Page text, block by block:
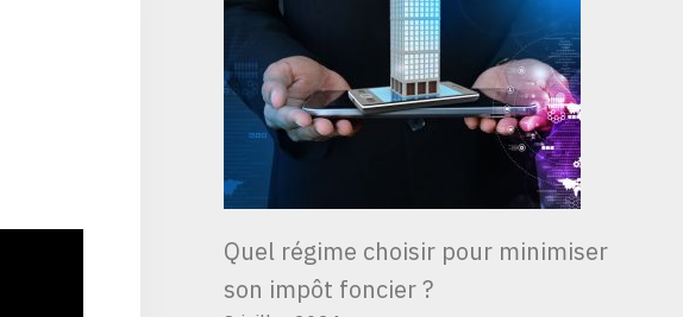
Quel régime choisir pour minimiser
son impôt foncier ?